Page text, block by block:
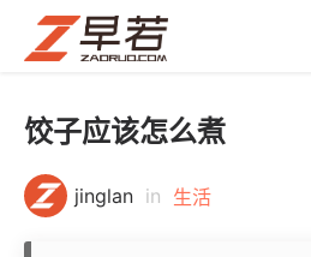
饺子应该怎么煮
jinglan in 生活